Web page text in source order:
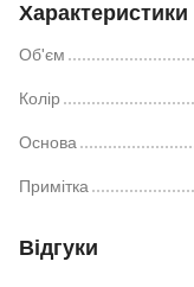
Характеристики
Об'єм
Колір
Основа
Примітка
Відгуки